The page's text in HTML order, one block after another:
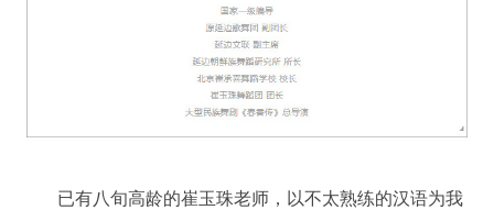
已有八旬高龄的崔玉珠老师，以不太熟练的汉语为我